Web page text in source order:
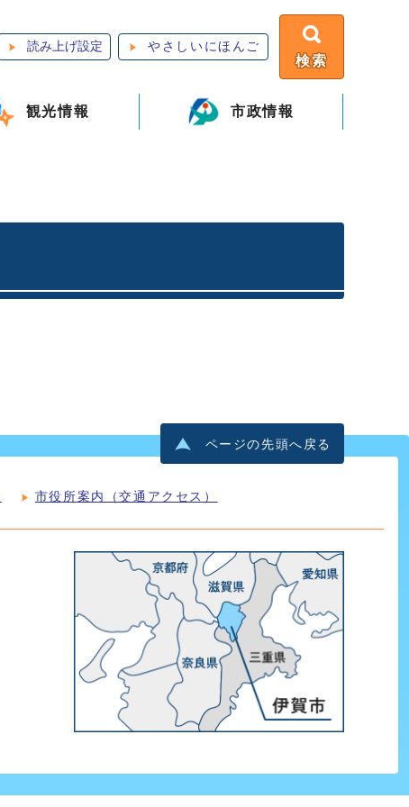
読み上げ設定 やさしいにほんご
検索
観光情報 市政情報
ページの先頭へ戻る
市役所案内（交通アクセス）